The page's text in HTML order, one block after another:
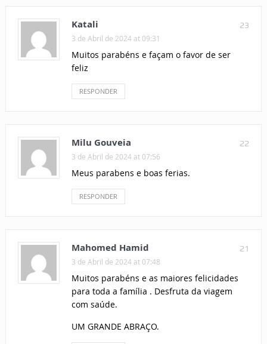
23
Katali
3 de Abril de 2024 at 09:31
Muitos parabéns e façam o favor de ser
feliz
RESPONDER
22
Milu Gouveia
3 de Abril de 2024 at 07:56
Meus parabens e boas ferias.
RESPONDER
21
Mahomed Hamid
3 de Abril de 2024 at 07:48
Muitos parabéns e as maiores felicidades
para toda a família . Desfruta da viagem
com saúde.
UM GRANDE ABRAÇO.